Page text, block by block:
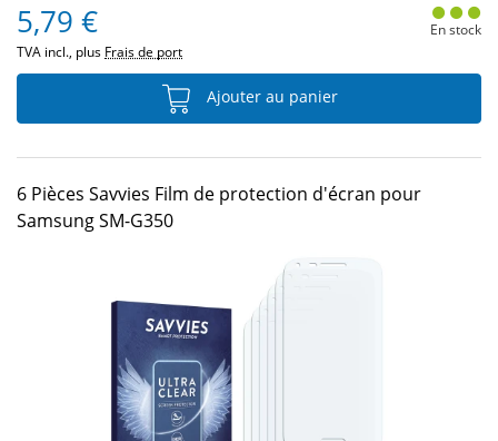
5,79 €
TVA incl., plus Frais de port
En stock
Ajouter au panier
6 Pièces Savvies Film de protection d'écran pour
Samsung SM-G350